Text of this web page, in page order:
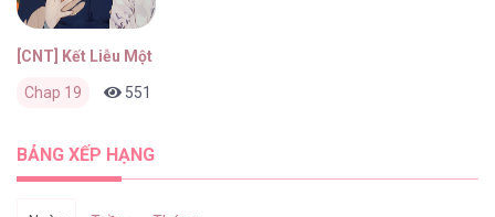
[CNT] Kết Liễu Một Vị Thần
Chap 19 551
BẢNG XẾP HẠNG